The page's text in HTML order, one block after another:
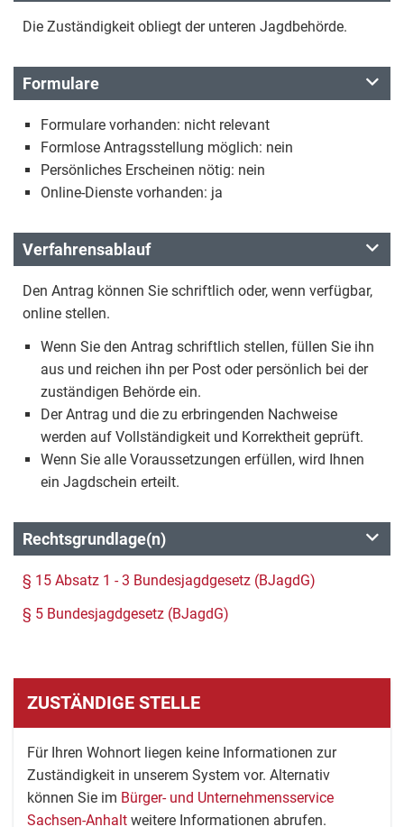
Die Zuständigkeit obliegt der unteren Jagdbehörde.
Formulare
Formulare vorhanden: nicht relevant
Formlose Antragsstellung möglich: nein
Persönliches Erscheinen nötig: nein
Online-Dienste vorhanden: ja
Verfahrensablauf
Den Antrag können Sie schriftlich oder, wenn verfügbar,
online stellen.
Wenn Sie den Antrag schriftlich stellen, füllen Sie ihn
aus und reichen ihn per Post oder persönlich bei der
zuständigen Behörde ein.
Der Antrag und die zu erbringenden Nachweise
werden auf Vollständigkeit und Korrektheit geprüft.
Wenn Sie alle Voraussetzungen erfüllen, wird Ihnen
ein Jagdschein erteilt.
Rechtsgrundlage(n)
§ 15 Absatz 1 - 3 Bundesjagdgesetz (BJagdG)
§ 5 Bundesjagdgesetz (BJagdG)
ZUSTÄNDIGE STELLE
Für Ihren Wohnort liegen keine Informationen zur
Zuständigkeit in unserem System vor. Alternativ
können Sie im Bürger- und Unternehmensservice
Sachsen-Anhalt weitere Informationen abrufen.